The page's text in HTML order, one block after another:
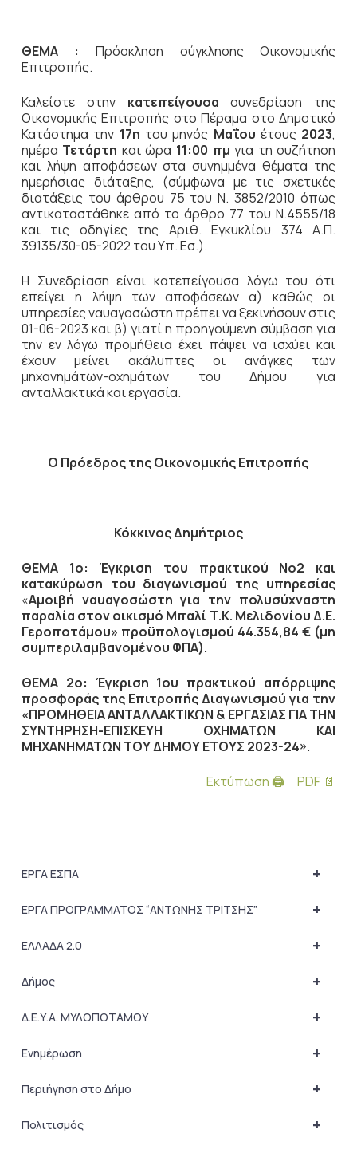
ΘΕΜΑ :
Πρόσκληση σύγκλησης Οικονομικής
Επιτροπής.
Καλείστε στην κατεπείγουσα συνεδρίαση της
Οικονομικής Επιτροπής στο Πέραμα στο Δημοτικό
Κατάστημα την 17η του μηνός Μαΐου έτους 2023,
ημέρα Τετάρτη και ώρα 11:00 πμγια τη συζήτηση
και λήψη αποφάσεων στα συνημμένα θέματα της
ημερήσιας διάταξης, (σύμφωνα με τις σχετικές
διατάξεις του άρθρου 75 του Ν. 3852/2010 όπως
αντικαταστάθηκε από το άρθρο 77 του Ν.4555/18
και τις οδηγίες της Αριθ. Εγκυκλίου 374 Α.Π.
39135/30-05-2022 του Υπ. Εσ.).
Η Συνεδρίαση είναι κατεπείγουσα λόγω του ότι
επείγει η λήψη των αποφάσεων α) καθώς οι
υπηρεσίες ναυαγοσώστη πρέπει να ξεκινήσουν στις
01-06-2023 και β) γιατί η προηγούμενη σύμβαση για
την εν λόγω προμήθεια έχει πάψει να ισχύει και
έχουν μείνει ακάλυπτες οι ανάγκες των
μηχανημάτων-οχημάτων του Δήμου για
ανταλλακτικά και εργασία.
Ο Πρόεδροςτης Οικονομικής Επιτροπής
Κόκκινος Δημήτριος
ΘΕΜΑ 1ο: Έγκριση του πρακτικού Νο2 και
κατακύρωση του διαγωνισμού της υπηρεσίας
«Αμοιβή ναυαγοσώστη για την πολυσύχναστη
παραλία στον οικισμό Μπαλί Τ.Κ. Μελιδονίου Δ.Ε.
Γεροποτάμου» προϋπολογισμού 44.354,84 € (μη
συμπεριλαμβανομένου ΦΠΑ).
ΘΕΜΑ 2ο: Έγκριση 1ου πρακτικού απόρριψης
προσφοράς της Επιτροπής Διαγωνισμούγια την
«ΠΡΟΜΗΘΕΙΑ ΑΝΤΑΛΛΑΚΤΙΚΩΝ & ΕΡΓΑΣΙΑΣ ΓΙΑ ΤΗΝ
ΣΥΝΤΗΡΗΣΗ-ΕΠΙΣΚΕΥΗ ΟΧΗΜΑΤΩΝ ΚΑΙ
ΜΗΧΑΝΗΜΑΤΩΝ ΤΟΥ ΔΗΜΟΥ ΕΤΟΥΣ 2023-24».
Εκτύπωση 🖨
PDF 📄
+
ΕΡΓΑ ΕΣΠΑ
+
ΕΡΓΑ ΠΡΟΓΡΑΜΜΑΤΟΣ “ΑΝΤΩΝΗΣ ΤΡΙΤΣΗΣ”
+
ΕΛΛΑΔΑ 2.0
+
Δήμος
+
Δ.Ε.Υ.Α. ΜΥΛΟΠΟΤΑΜΟΥ
+
Ενημέρωση
+
Περιήγηση στο Δήμο
+
Πολιτισμός